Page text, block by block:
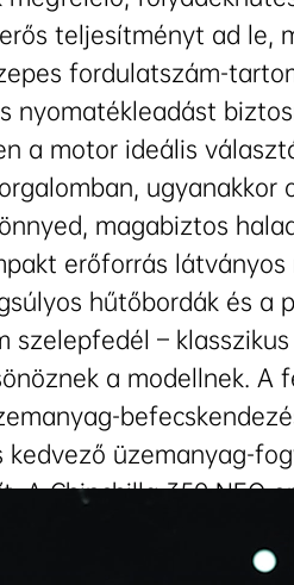
teljesítményt ad le,
fordulatszám-
nyomatékleadást
a motor ideális
ugyanakkor
magabiztos
erőforrás látványos
hűtőbordák és a
szelepfedél –
a modellnek. A
kedvező üzemanyag-
A Chinchilla 350 NEO
nyújt – városban és